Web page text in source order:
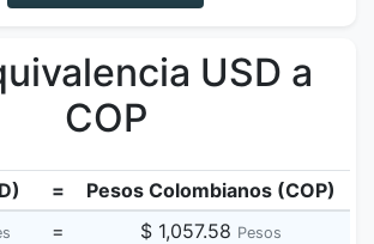
USD a
COP
=
Pesos Colombianos (COP)
= $ 1,057.58 Pesos